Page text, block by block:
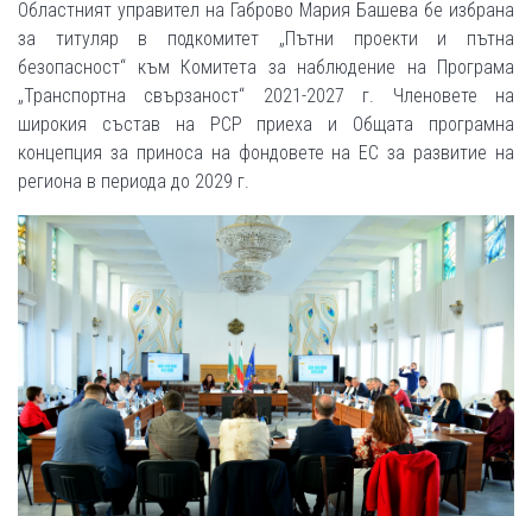
Областният управител на Габрово Мария Башева бе избрана
за титуляр в подкомитет „Пътни проекти и пътна
безопасност“ към Комитета за наблюдение на Програма
„Транспортна свързаност“ 2021-2027 г. Членовете на
широкия състав на РСР приеха и Общата програмна
концепция за приноса на фондовете на ЕС за развитие на
региона в периода до 2029 г.